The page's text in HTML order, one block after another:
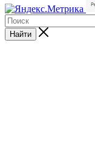
Найти